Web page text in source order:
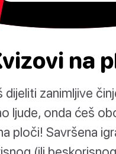
na
dijeliti zanimljive
ljude, onda ćeš
ploči! Savršena